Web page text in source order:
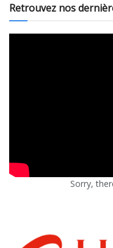
Retrouvez nos
Sorry,